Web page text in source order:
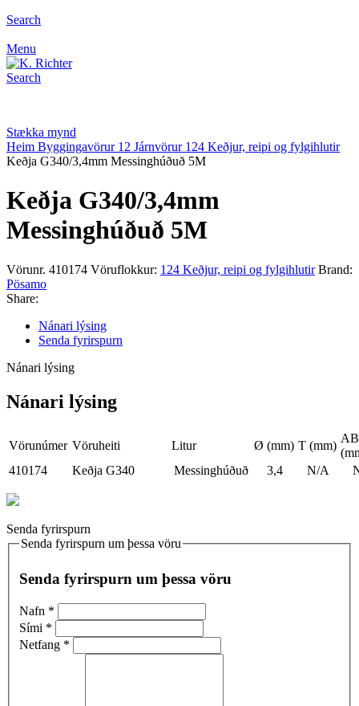
Search
Menu
Search
Stækka mynd
Heim Byggingavörur 12 Járnvörur 124 Keðjur, reipi og fylgihlutir
Keðja G340/3,4mm Messinghúðuð 5M
Keðja G340/3,4mm
Messinghúðuð 5M
Vörunr. 410174 Vöruflokkur: 124 Keðjur, reipi og fylgihlutir Brand:
Pösamo
Share:
Nánari lýsing
Senda fyrirspurn
Nánari lýsing
Nánari lýsing
Vörunúmer Vöruheiti Litur Ø (mm) T (mm)
AB
410174
Keðja G340 Messinghúðuð 3,4 N/A
Senda fyrirspurn
Senda fyrirspurn um þessa vöru
Senda fyrirspurn um þessa vöru
Nafn *
Sími *
Netfang *